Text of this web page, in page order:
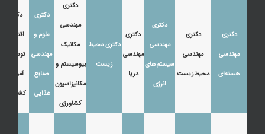
دکتری
مهندسی
هسته‌ای
دکتری
مهندسی
محیط‌زیست
دکتری
مهندسی
سیستم‌های
انرژی
دکتری
مهندسی
دریا
دکتری محیط
زیست
دکتری
مهندسی
مکانیک
بیوسیستم و
مکانیزاسیون
کشاورزی
دکتری
علوم و
مهندسی
صنایع
غذایی
دکتری
اقتصاد،
توسعه و
آموزش
کشاورزی